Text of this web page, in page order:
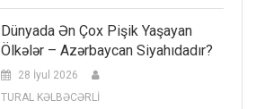
Dünyada Ən Çox Pişik Yaşayan
Ölkələr – Azərbaycan Siyahıdadır?
28 İyul 2026
TURAL KƏLBƏCƏRLİ